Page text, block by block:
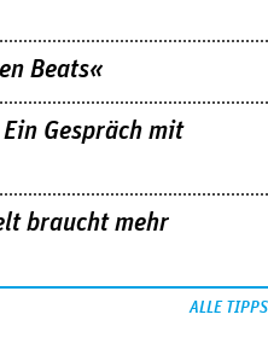
Beats«
Gespräch mit
braucht mehr
ALLE TIPPS